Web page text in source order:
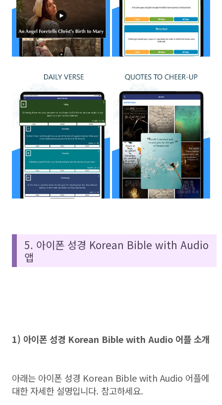
5. 아이폰 성경 Korean Bible with Audio
앱
1) 아이폰 성경 Korean Bible with Audio 어플 소개
아래는 아이폰 성경 Korean Bible with Audio 어플에
대한 자세한 설명입니다. 참고하세요.